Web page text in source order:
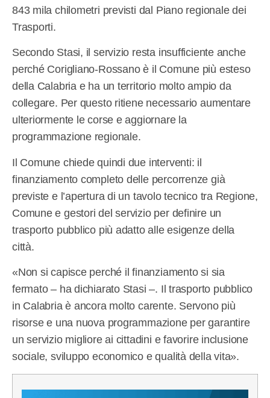
843 mila chilometri previsti dal Piano regionale dei
Trasporti.
Secondo Stasi, il servizio resta insufficiente anche
perché Corigliano-Rossano è il Comune più esteso
della Calabria e ha un territorio molto ampio da
collegare. Per questo ritiene necessario aumentare
ulteriormente le corse e aggiornare la
programmazione regionale.
Il Comune chiede quindi due interventi: il
finanziamento completo delle percorrenze già
previste e l’apertura di un tavolo tecnico tra Regione,
Comune e gestori del servizio per definire un
trasporto pubblico più adatto alle esigenze della
città.
«Non si capisce perché il finanziamento si sia
fermato – ha dichiarato Stasi –. Il trasporto pubblico
in Calabria è ancora molto carente. Servono più
risorse e una nuova programmazione per garantire
un servizio migliore ai cittadini e favorire inclusione
sociale, sviluppo economico e qualità della vita».